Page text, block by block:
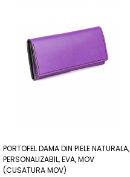
PORTOFEL DAMA DIN PIELE NATURALA,
PERSONALIZABIL, EVA, MOV
(CUSATURA MOV)